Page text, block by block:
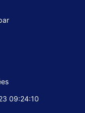
09:24:10